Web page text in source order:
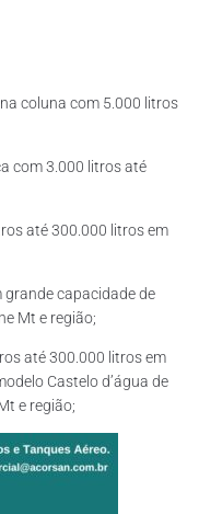
coluna com 5.000 litros
com 3.000 litros até
até 300.000 litros em
capacidade de
Mt e região;
até 300.000 litros em
Castelo d’água de
e região;